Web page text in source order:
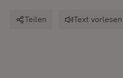
Teilen Text vorlesen